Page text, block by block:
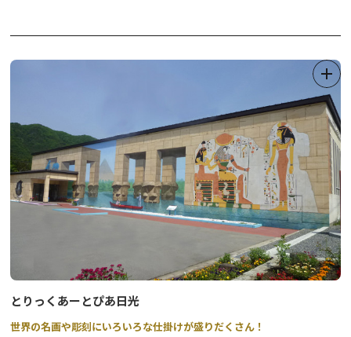
●鹿革クラフト体験なめらかで柔らかい肌触りが特徴の日光産の鹿
革や角を使い、自分だけのオリジナル作品を制作するワークショッ
プです。
⇒ 詳細はこちら
●レンタサイクル日光の町中を観光するのに最適な電動アシスト自
転車のレンタルを行っています。
詳細はこちら
●コワーキングスペース山が見える大きな窓がある気持ちいい環境
で、お仕事はいかがですか？
⇒
詳細はこちら
とりっくあーとぴあ日光
世界の名画や彫刻にいろいろな仕掛けが盛りだくさん！